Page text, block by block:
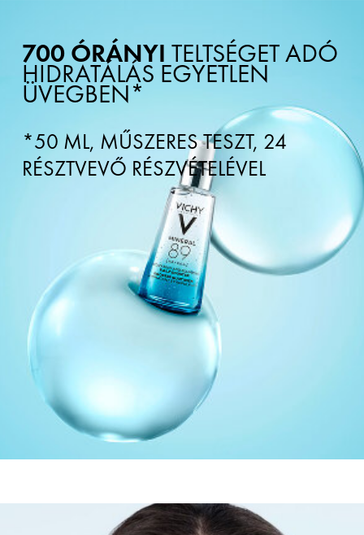
700 ÓRÁNYI TELTSÉGET ADÓ
HIDRATÁLÁS EGYETLEN
ÜVEGBEN*
*50 ML, MŰSZERES TESZT, 24
RÉSZTVEVŐ RÉSZVÉTELÉVEL